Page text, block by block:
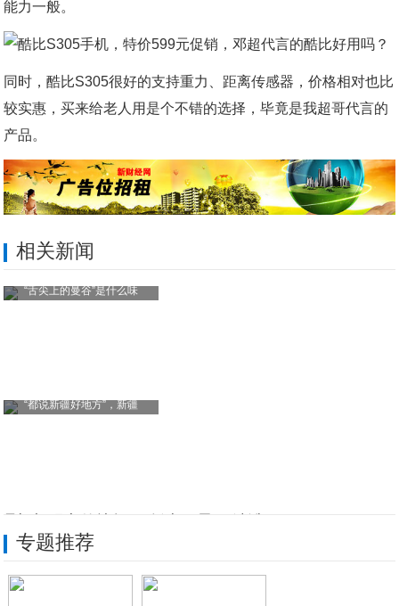
能力一般。
同时，酷比S305很好的支持重力、距离传感器，价格相对也比
较实惠，买来给老人用是个不错的选择，毕竟是我超哥代言的
产品。
相关新闻
“舌尖上的曼谷”是什么味
“都说新疆好地方”，新疆
全面屏手机成为一种流行趋势，这三款年度旗
Sony 5G手机首度亮相 支援sub
专题推荐